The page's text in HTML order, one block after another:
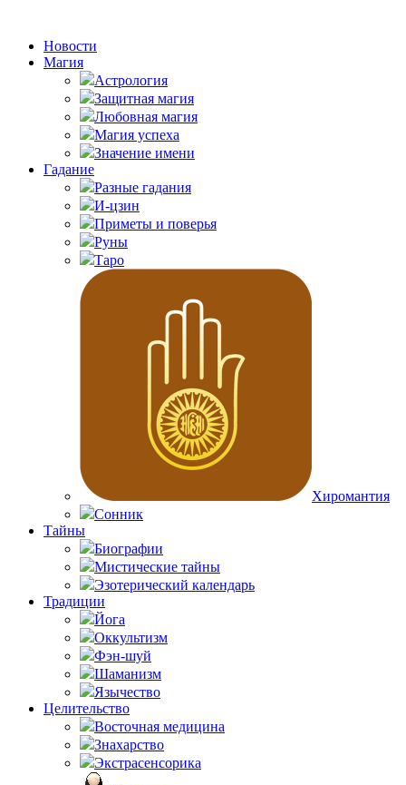
Новости
Магия
Астрология
Защитная магия
Любовная магия
Магия успеха
Значение имени
Гадание
Разные гадания
И-цзин
Приметы и поверья
Руны
Таро
Хиромантия
Сонник
Тайны
Биографии
Мистические тайны
Эзотерический календарь
Традиции
Йога
Оккультизм
Фэн-шуй
Шаманизм
Язычество
Целительство
Восточная медицина
Знахарство
Экстрасенсорика